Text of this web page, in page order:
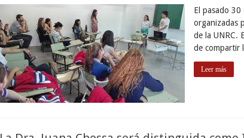
El pasado
organizadas
de la UNRC.
de compartir
Leer más